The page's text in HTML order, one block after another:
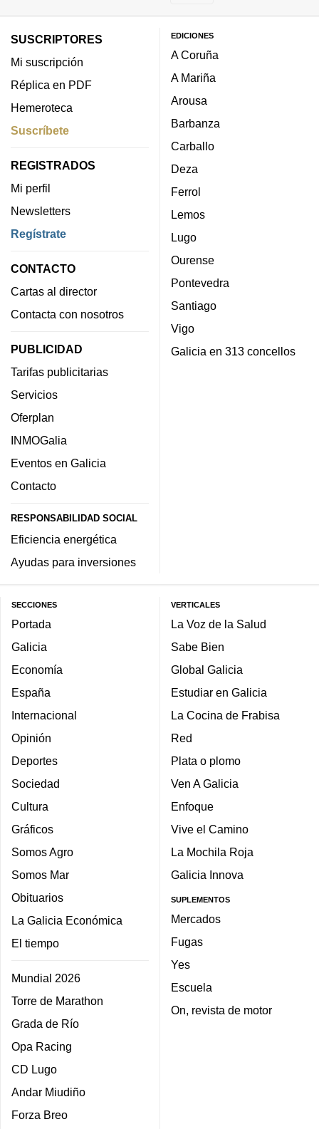
SUSCRIPTORES
Mi suscripción
Réplica en PDF
Hemeroteca
Suscríbete
REGISTRADOS
Mi perfil
Newsletters
Regístrate
CONTACTO
Cartas al director
Contacta con nosotros
PUBLICIDAD
Tarifas publicitarias
Servicios
Oferplan
INMOGalia
Eventos en Galicia
Contacto
RESPONSABILIDAD SOCIAL
Eficiencia energética
Ayudas para inversiones
EDICIONES
A Coruña
A Mariña
Arousa
Barbanza
Carballo
Deza
Ferrol
Lemos
Lugo
Ourense
Pontevedra
Santiago
Vigo
Galicia en 313 concellos
SECCIONES
Portada
Galicia
Economía
España
Internacional
Opinión
Deportes
Sociedad
Cultura
Gráficos
Somos Agro
Somos Mar
Obituarios
La Galicia Económica
El tiempo
Mundial 2026
Torre de Marathon
Grada de Río
Opa Racing
CD Lugo
Andar Miudiño
Forza Breo
VERTICALES
La Voz de la Salud
Sabe Bien
Global Galicia
Estudiar en Galicia
La Cocina de Frabisa
Red
Plata o plomo
Ven A Galicia
Enfoque
Vive el Camino
La Mochila Roja
Galicia Innova
SUPLEMENTOS
Mercados
Fugas
Yes
Escuela
On, revista de motor